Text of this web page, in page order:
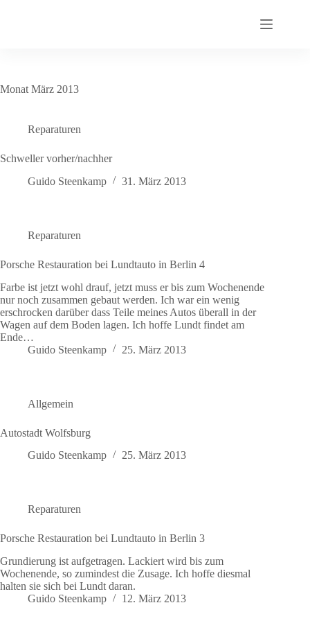
Monat März 2013
Reparaturen
Schweller vorher/nachher
Guido Steenkamp
31. März 2013
Reparaturen
Porsche Restauration bei Lundtauto in Berlin 4
Farbe ist jetzt wohl drauf, jetzt muss er bis zum Wochenende
nur noch zusammen gebaut werden. Ich war ein wenig
erschrocken darüber dass Teile meines Autos überall in der
Wagen auf dem Boden lagen. Ich hoffe Lundt findet am
Ende…
Guido Steenkamp
25. März 2013
Allgemein
Autostadt Wolfsburg
Guido Steenkamp
25. März 2013
Reparaturen
Porsche Restauration bei Lundtauto in Berlin 3
Grundierung ist aufgetragen. Lackiert wird bis zum
Wochenende, so zumindest die Zusage. Ich hoffe diesmal
halten sie sich bei Lundt daran.
Guido Steenkamp
12. März 2013